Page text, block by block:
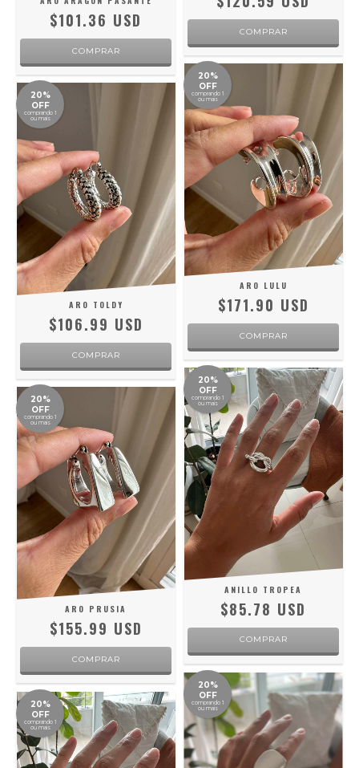
$101.36 USD
20%
OFF
comprando 1
ou mais
ARO TOLDY
$106.99 USD
20%
OFF
comprando 1
ou mais
ARO LULU
$171.90 USD
20%
OFF
comprando 1
ou mais
ARO PRUSIA
$155.99 USD
20%
OFF
comprando 1
ou mais
ANILLO TROPEA
$85.78 USD
COMPRAR
20%
OFF
comprando 1
ou mais
20%
OFF
comprando 1
ou mais